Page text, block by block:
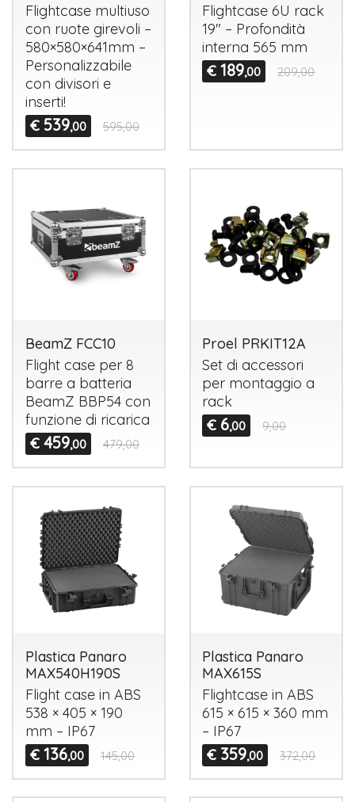
Flightcase multiuso
con ruote girevoli –
580×580×641mm –
Personalizzabile
con divisori e
inserti!
€ 539,00 595,00
Flightcase 6U rack
19" – Profondità
interna 565 mm
€ 189,00 209,00
BeamZ FCC10
Flight case per 8
barre a batteria
BeamZ BBP54 con
funzione di ricarica
€ 459,00 479,00
Proel PRKIT12A
Set di accessori
per montaggio a
rack
€ 6,00 9,00
Plastica Panaro
MAX540H190S
Flight case in ABS
538 × 405 × 190
mm – IP67
€ 136,00 145,00
Plastica Panaro
MAX615S
Flightcase inABS
615 × 615 × 360 mm
– IP67
€ 359,00 372,00